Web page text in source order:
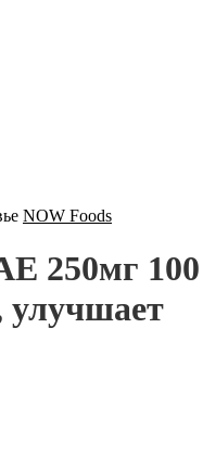
NOW Foods
250мг 100
улучшает